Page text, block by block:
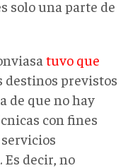
solo una parte de
tuvo que
destinos previstos
de que no hay
con fines
Es decir, no